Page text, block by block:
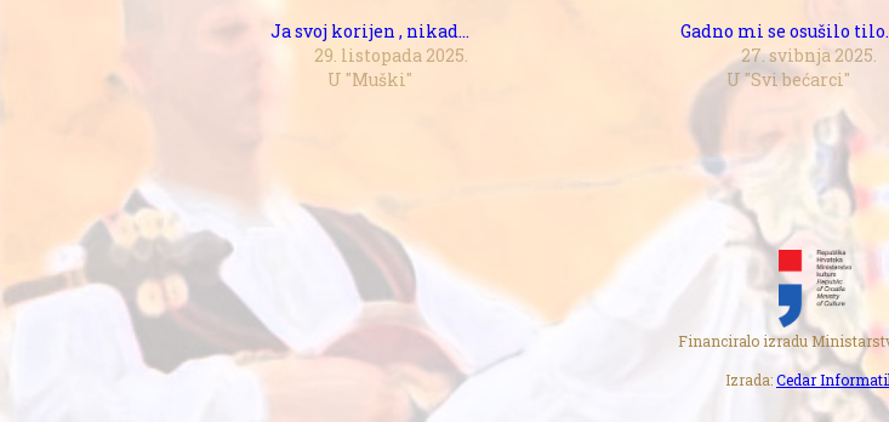
Ja svoj korijen , nikad…
29. listopada 2025.
U "Muški"
Gadno mi se osušilo
27. svibnja 2025.
U "Svi bećarci"
Financiralo izradu
Izrada:Cedar